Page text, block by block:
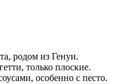
родом из Генуи.
только плоские.
особенно с песто.